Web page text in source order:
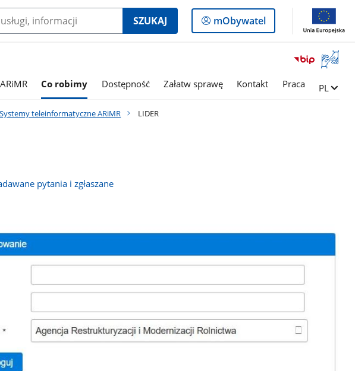
SZUKAJ
Logowanie
do
mObywatel
Otwórz
okno
Co robimy Dostępność Załatw sprawę Kontakt Praca Zmień
PL
Systemy teleinformatyczne ARiMR LIDER
pytania i zgłaszane